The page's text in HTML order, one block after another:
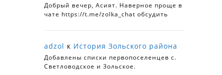
Добрый вечер, Асият. Наверное проще в
чате https://t.me/zolka_chat обсудить
adzol к История Зольского района
Добавлены списки первопоселенцев с.
Светловодское и Зольское.